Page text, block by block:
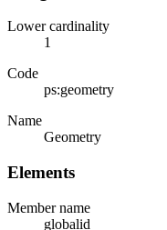
Lower cardinality
1
Code
ps:geometry
Name
Geometry
Elements
Member name
globalid